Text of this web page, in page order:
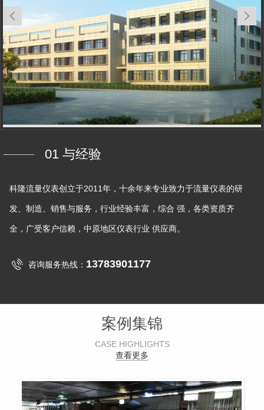
01 与经验
科隆流量仪表创立于2011年，十余年来专业致力于流量仪表的研
发、制造、销售与服务，行业经验丰富，综合 强，各类资质齐
全，广受客户信赖，中原地区仪表行业 供应商。
咨询服务热线： 13783901177
案例集锦
CASE HIGHLIGHTS
查看更多